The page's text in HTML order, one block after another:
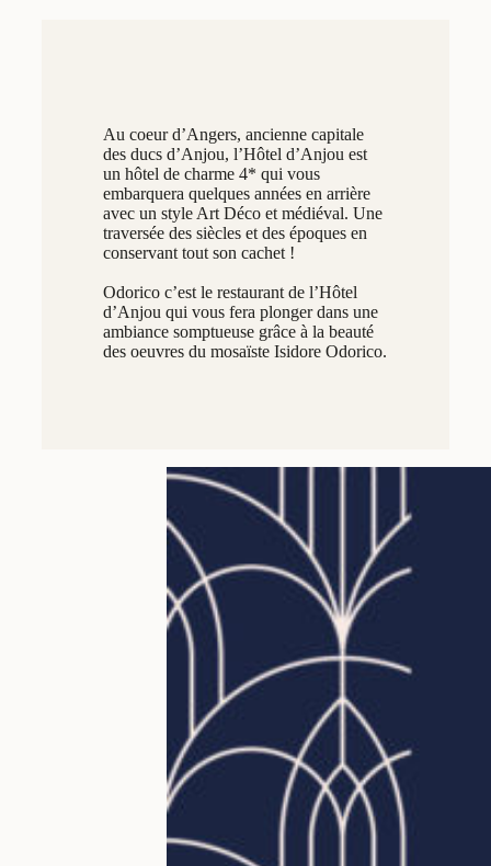
Au coeur d’Angers, ancienne capitale
des ducs d’Anjou, l’Hôtel d’Anjou est
un hôtel de charme 4* qui vous
embarquera quelques années en arrière
avec un style Art Déco et médiéval. Une
traversée des siècles et des époques en
conservant tout son cachet !
Odorico c’est le restaurant de l’Hôtel
d’Anjou qui vous fera plonger dans une
ambiance somptueuse grâce à la beauté
des oeuvres du mosaïste Isidore Odorico.